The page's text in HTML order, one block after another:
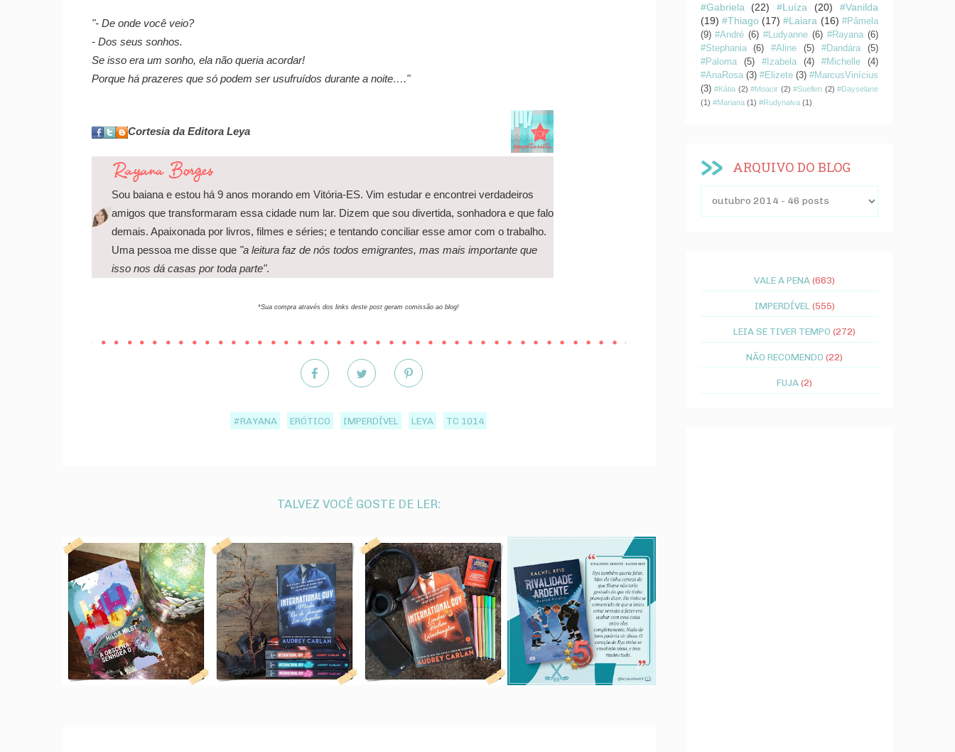
"- De onde você veio?
- Dos seus sonhos.
Se isso era um sonho, ela não queria acordar!
Porque há prazeres que só podem ser usufruídos durante a noite…."
Cortesia da Editora Leya
Sou baiana e estou há 9 anos morando em Vitória-ES. Vim estudar e encontrei verdadeiros
amigos que transformaram essa cidade num lar. Dizem que sou divertida, sonhadora e que falo
demais. Apaixonada por livros, filmes e séries; e tentando conciliar esse amor com o trabalho.
Uma pessoa me disse que "a leitura faz de nós todos emigrantes, mas mais importante que
isso nos dá casas por toda parte".
*Sua compra através dos links deste post geram comissão ao blog!
#RAYANA ERÓTICO IMPERDÍVEL LEYA TC 1014
TALVEZ VOCÊ GOSTE DE LER:
#Gabriela
(22) #Luíza (20)
#Vanilda
(19) #Thiago (17) #Laiara (16) #Pâmela
(9) #André (6) #Ludyanne (6) #Rayana (6)
#Stephania
(6) #Aline (5) #Dandára
(5)
#Paloma
(5) #Izabela (4) #Michelle
(4)
#AnaRosa (3) #Elizete (3) #MarcusVinícius
(3) #Kátia (2) #Moacir (2) #Suellen (2) #Dayselane
(1) #Mariana (1) #Rudynalva (1)
ARQUIVO DO BLOG
VALE A PENA (663)
IMPERDÍVEL (555)
LEIA SE TIVER TEMPO (272)
NÃO RECOMENDO (22)
FUJA (2)